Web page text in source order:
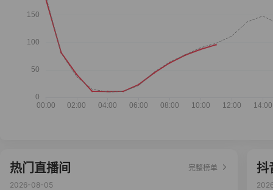
热门直播间
完整榜单
2026-08-05
抖